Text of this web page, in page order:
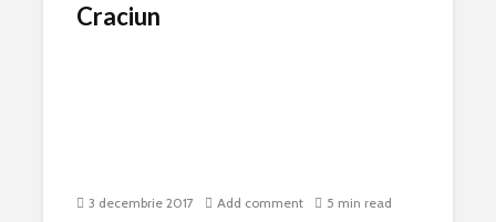
Craciun
3 decembrie 2017 Add comment 5 min read